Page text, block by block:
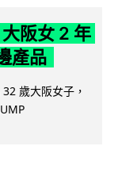
阪女 2 年
產品
歲大阪女子，